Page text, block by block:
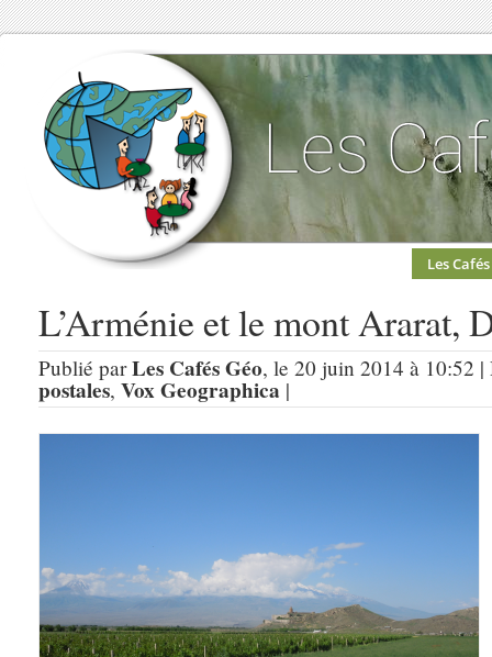
Les Cafés
L’Arménie et le mont Ararat,
Publié parLes Cafés Géo, le 20 juin 2014 à 10:52
postales, Vox Geographica |